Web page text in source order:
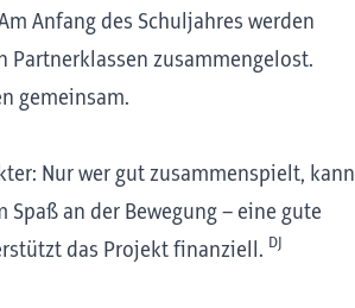
Anfang des Schuljahres werden
Partnerklassen zusammengelost.
gemeinsam.
Nur wer gut zusammenspielt, kann
an der Bewegung – eine gute
das Projekt finanziell. DJ